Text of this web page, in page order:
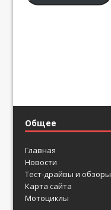
Общее
Главная
Новости
Тест-драйвы и обзоры
Карта сайта
Мотоциклы